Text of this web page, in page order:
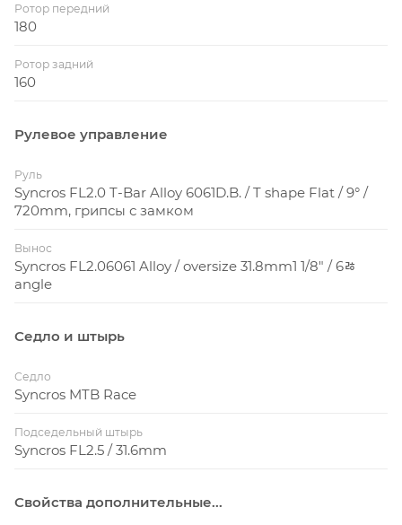
Ротор передний
180
Ротор задний
160
Рулевое управление
Руль
Syncros FL2.0 T-Bar Alloy 6061D.B. / T shape Flat / 9° /
720mm, грипсы с замком
Вынос
Syncros FL2.06061 Alloy / oversize 31.8mm1 1/8" / 6ﾰ
angle
Седло и штырь
Седло
Syncros MTB Race
Подседельный штырь
Syncros FL2.5 / 31.6mm
Свойства дополнительные...